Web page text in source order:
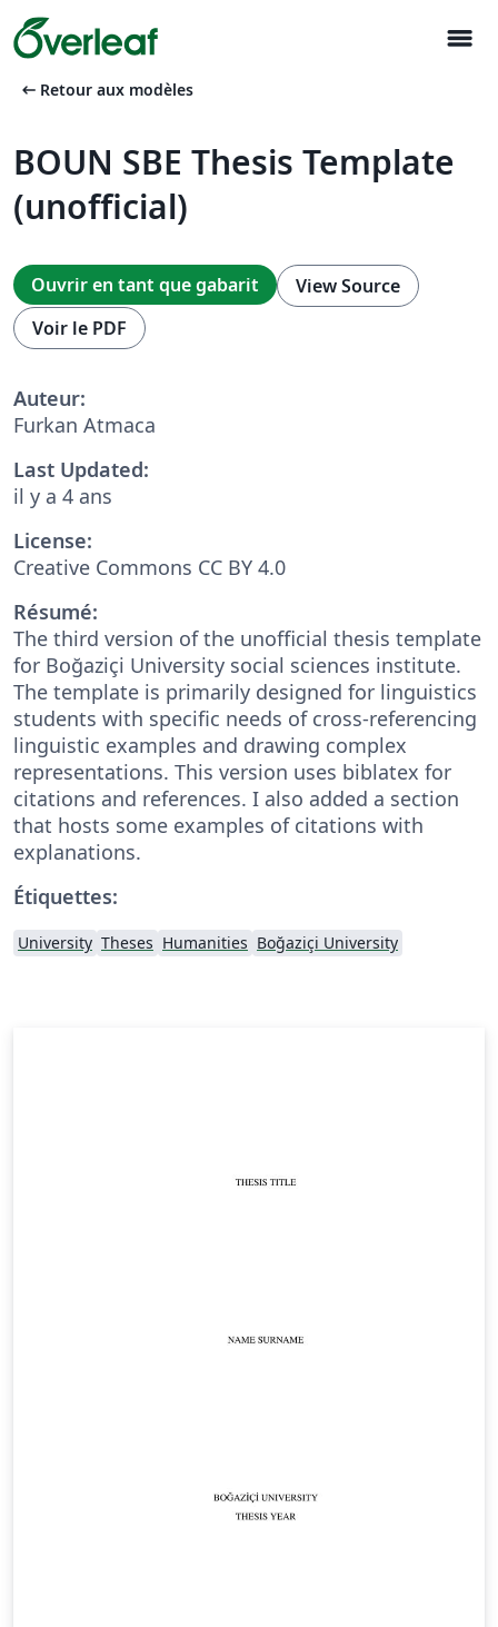
menu
arrow_left_alt Retour aux modèles
BOUN SBE Thesis Template
(unofficial)
Ouvrir en tant que gabarit
View Source
Voir le PDF
Auteur:
Furkan Atmaca
Last Updated:
il y a 4 ans
License:
Creative Commons CC BY 4.0
Résumé:
The third version of the unofficial thesis template
for Boğaziçi University social sciences institute.
The template is primarily designed for linguistics
students with specific needs of cross-referencing
linguistic examples and drawing complex
representations. This version uses biblatex for
citations and references. I also added a section
that hosts some examples of citations with
explanations.
Étiquettes:
University Theses Humanities Boğaziçi University